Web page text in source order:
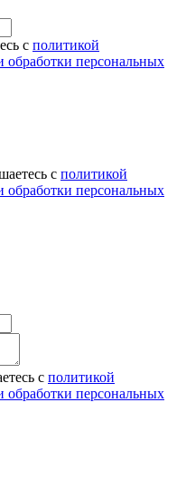
с политикой
обработки персональных
с политикой
обработки персональных
с политикой
обработки персональных